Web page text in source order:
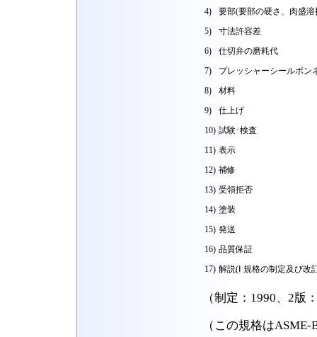
4)
要部(要部の硬さ、肉盛溶
5)
寸法許容差
6)
仕切弁の磨耗代
7)
プレッシャーシールボン
8)
材料
9)
仕上げ
10) 試験･検査
11) 表示
12) 補修
13) 受領拒否
14) 塗装
15) 発送
16) 品質保証
17) 解説(Ⅰ 規格の制定及び
（制定：1990、2版
（この規格は